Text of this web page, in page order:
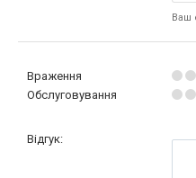
Ваш
Враження
Обслуговування
Відгук: